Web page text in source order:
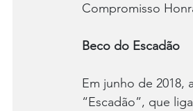
Compromisso
Beco do Escadão
Em junho de 2018,
“Escadão”, que